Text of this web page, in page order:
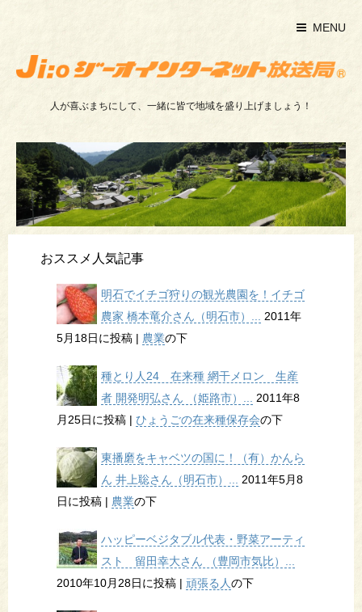
MENU
人が喜ぶまちにして、一緒に皆で地域を盛り上げましょう！
おススメ人気記事
明石でイチゴ狩りの観光農園を！イチゴ
農家 橋本竜介さん（明石市）... 2011年
5月18日に投稿 | 農業の下
種とり人24 在来種 網干メロン 生産
者 開発明弘さん （姫路市）... 2011年8
月25日に投稿 | ひょうごの在来種保存会の下
東播磨をキャベツの国に！（有）かんら
ん 井上聡さん（明石市）... 2011年5月8
日に投稿 | 農業の下
ハッピーベジタブル代表・野菜アーティ
スト 留田幸大さん （豊岡市気比）...
2010年10月28日に投稿 | 頑張る人の下